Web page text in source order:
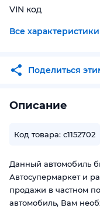
VIN код
Все характеристики
Поделиться
Описание
Код товара: c1152702
Данный автомобиль
Автосупермаркет и
продажи в частном
автомобиль, Вам